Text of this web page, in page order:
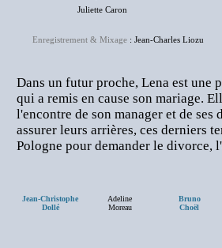
Juliette Caron
Enregistrement & Mixage : Jean-Charles Liozu
Dans un futur proche, Lena est une
qui a remis en cause son mariage.
l'encontre de son manager et de
assurer leurs arrières, ces derniers
Pologne pour demander le divorce,
Jean-Christophe
Dollé
Adeline
Moreau
Bruno
Choël